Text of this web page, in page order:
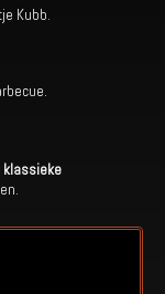
Kubb.
klassieke